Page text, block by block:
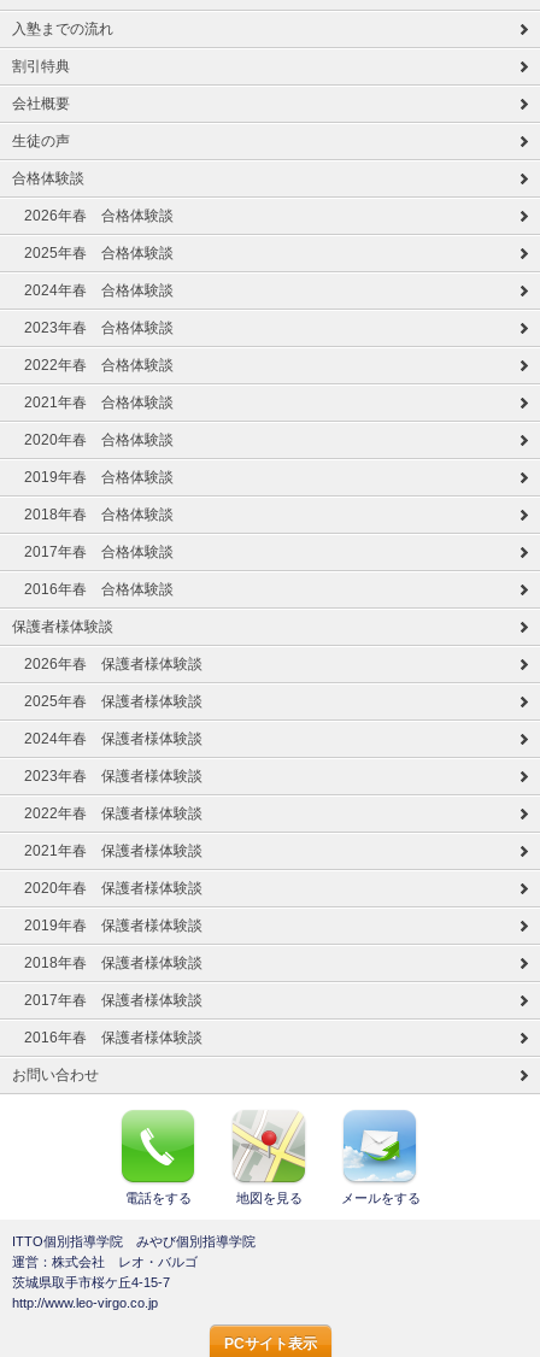
入塾までの流れ
割引特典
会社概要
生徒の声
合格体験談
2026年春 合格体験談
2025年春 合格体験談
2024年春 合格体験談
2023年春 合格体験談
2022年春 合格体験談
2021年春 合格体験談
2020年春 合格体験談
2019年春 合格体験談
2018年春 合格体験談
2017年春 合格体験談
2016年春 合格体験談
保護者様体験談
2026年春 保護者様体験談
2025年春 保護者様体験談
2024年春 保護者様体験談
2023年春 保護者様体験談
2022年春 保護者様体験談
2021年春 保護者様体験談
2020年春 保護者様体験談
2019年春 保護者様体験談
2018年春 保護者様体験談
2017年春 保護者様体験談
2016年春 保護者様体験談
お問い合わせ
電話をする 地図を見る メールをする
ITTO個別指導学院 みやび個別指導学院
運営：株式会社 レオ・バルゴ
茨城県取手市桜ケ丘4-15-7
http://www.leo-virgo.co.jp
PCサイト表示